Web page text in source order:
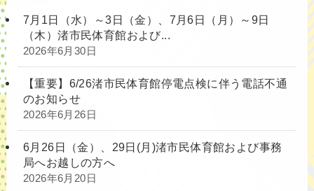
7月1日（水）～3日（金）、7月6日（月）～9日
（木）渚市民体育館および...
2026年6月30日
【重要】6/26渚市民体育館停電点検に伴う電話不通
のお知らせ
2026年6月26日
6月26日（金）、29日(月)渚市民体育館および事務
局へお越しの方へ
2026年6月20日